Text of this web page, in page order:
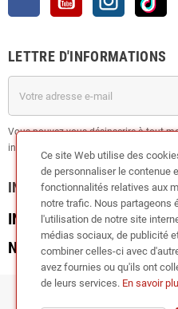
LETTRE D'INFORMATIONS
Vous pouvez vous désinscrire à tout
informations de contact dans les
INFORMATION
INFOS PRATIQUES
NOS CATÉGORIES
Ce site Web utilise des
de personnaliser le contenue
fonctionnalités relatives aux
notre trafic. Nous partageons
l'utilisation de notre site
médias sociaux, de publicité
combiner celles-ci avec
avez fournies ou qu'ils ont
de leurs services. En savoir